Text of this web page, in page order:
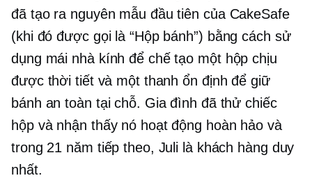
đã tạo ra nguyên mẫu đầu tiên của CakeSafe
(khi đó được gọi là “Hộp bánh”) bằng cách sử
dụng mái nhà kính để chế tạo một hộp chịu
được thời tiết và một thanh ổn định để giữ
bánh an toàn tại chỗ. Gia đình đã thử chiếc
hộp và nhận thấy nó hoạt động hoàn hảo và
trong 21 năm tiếp theo, Juli là khách hàng duy
nhất.